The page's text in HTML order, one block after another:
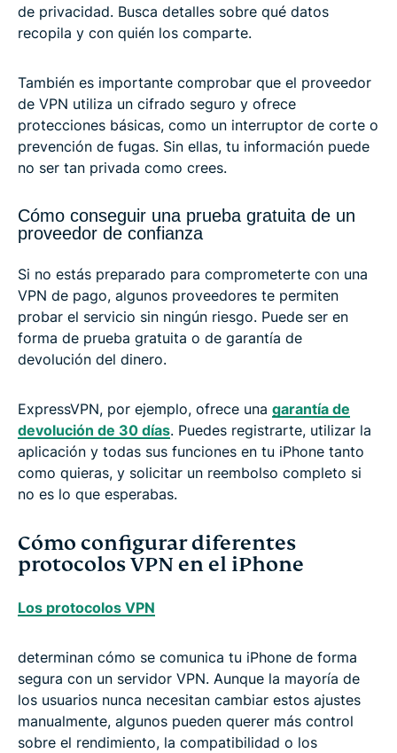
de privacidad. Busca detalles sobre qué datos
recopila y con quién los comparte.
También es importante comprobar que el proveedor
de VPN utiliza un cifrado seguro y ofrece
protecciones básicas, como un interruptor de corte o
prevención de fugas. Sin ellas, tu información puede
no ser tan privada como crees.
Cómo conseguir una prueba gratuita de un
proveedor de confianza
Si no estás preparado para comprometerte con una
VPN de pago, algunos proveedores te permiten
probar el servicio sin ningún riesgo. Puede ser en
forma de prueba gratuita o de garantía de
devolución del dinero.
ExpressVPN, por ejemplo, ofrece una garantía de
devolución de 30 días. Puedes registrarte, utilizar la
aplicación y todas sus funciones en tu iPhone tanto
como quieras, y solicitar un reembolso completo si
no es lo que esperabas.
Cómo configurar diferentes
protocolos VPN en el iPhone
Los protocolos VPN
determinan cómo se comunica tu iPhone de forma
segura con un servidor VPN. Aunque la mayoría de
los usuarios nunca necesitan cambiar estos ajustes
manualmente, algunos pueden querer más control
sobre el rendimiento, la compatibilidad o los